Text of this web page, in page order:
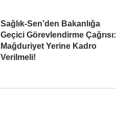
Sağlık-Sen’den Bakanlığa
Geçici Görevlendirme Çağrısı:
Mağduriyet Yerine Kadro
Verilmeli!